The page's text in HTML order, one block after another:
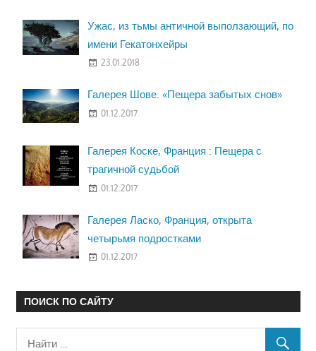
Ужас, из тьмы античной выползающий, по
имени Гекатонхейры
23.01.2018
Галерея Шове. «Пещера забытых снов»
01.12.2017
Галерея Коске, Франция : Пещера с
трагичной судьбой
01.12.2017
Галерея Ласко, Франция, открыта
четырьмя подростками
01.12.2017
ПОИСК ПО САЙТУ